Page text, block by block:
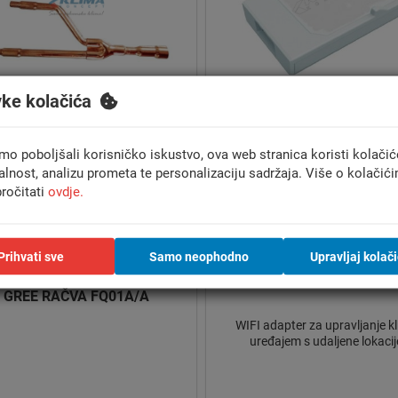
WiFI adapter za upravljanje
uređajem s udaljene
kolačića
poboljšali korisničko iskustvo, ova web stranica koristi
analizu prometa te personalizaciju sadržaja. Više o
ovdje.
sve Samo neophodno Upravljaj